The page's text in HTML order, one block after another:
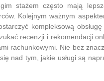
stażem często mają
Kolejnym ważnym
kompleksową
recenzji i rekomendacji
rachunkowymi. Nie bez
nad tym, jakie usługi są